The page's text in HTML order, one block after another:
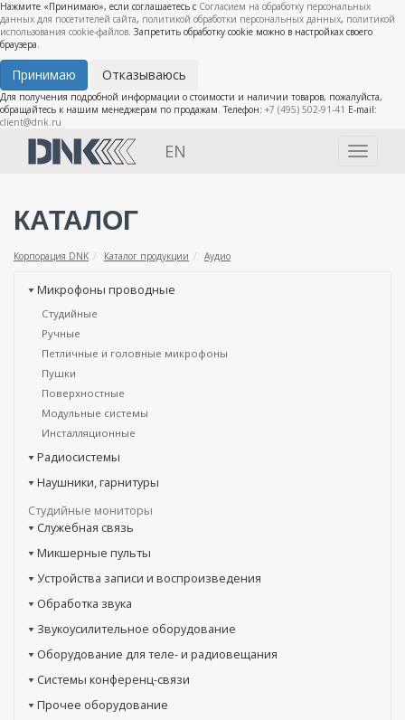
Нажмите «Принимаю», если соглашаетесь с Согласием на обработку персональных
данных для посетителей сайта, политикой обработки персональных данных, политикой
использования cookie-файлов. Запретить обработку cookie можно в настройках своего
браузера.
Принимаю Отказываюсь
Для получения подробной информации о стоимости и наличии товаров, пожалуйста,
обращайтесь к нашим менеджерам по продажам. Телефон: +7 (495) 502-91-41 E-mail:
client@dnk.ru
Toggle
EN
КАТАЛОГ
Корпорация DNK Каталог продукции Аудио
Микрофоны проводные
Студийные
Ручные
Петличные и головные микрофоны
Пушки
Поверхностные
Модульные системы
Инсталляционные
Радиосистемы
Наушники, гарнитуры
Студийные мониторы
Служебная связь
Микшерные пульты
Устройства записи и воспроизведения
Обработка звука
Звукоусилительное оборудование
Оборудование для теле- и радиовещания
Системы конференц-связи
Прочее оборудование